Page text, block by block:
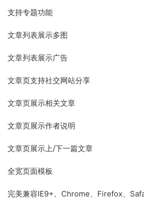
支持专题功能
文章列表展示多图
文章列表展示广告
文章页支持社交网站分享
文章页展示相关文章
文章页展示作者说明
文章页展示上/下一篇文章
全宽页面模板
完美兼容IE9+、Chrome、Firefox、